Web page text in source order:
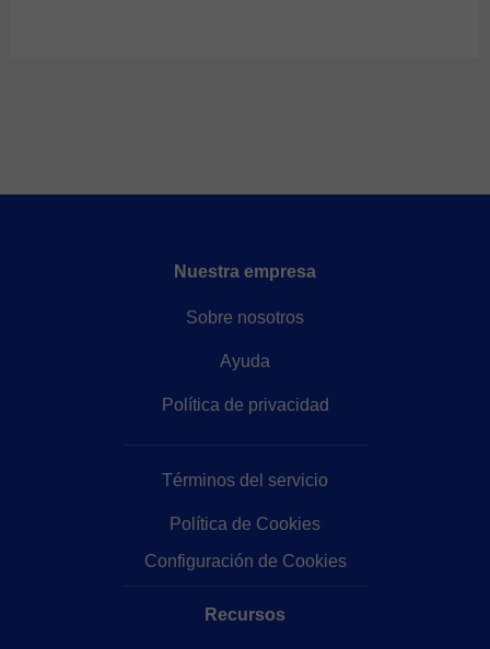
Nuestra empresa
Sobre nosotros
Ayuda
Política de privacidad
Términos del servicio
Política de Cookies
Configuración de Cookies
Recursos